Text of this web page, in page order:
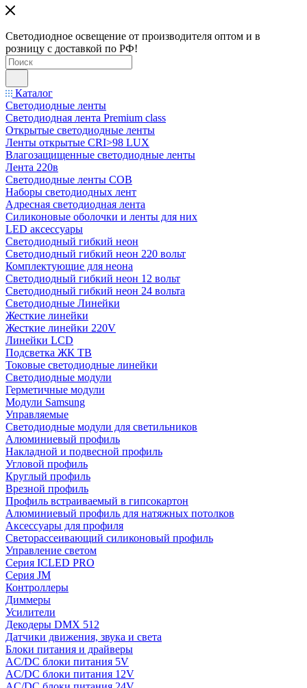
Светодиодное освещение от производителя оптом и в
розницу с доставкой по РФ!
Каталог
Светодиодные ленты
Светодиодная лента Premium class
Открытые светодиодные ленты
Ленты открытые CRI>98 LUX
Влагозащищенные светодиодные ленты
Лента 220в
Светодиодные ленты COB
Наборы светодиодных лент
Адресная светодиодная лента
Силиконовые оболочки и ленты для них
LED аксессуары
Светодиодный гибкий неон
Светодиодный гибкий неон 220 вольт
Комплектующие для неона
Светодиодный гибкий неон 12 вольт
Светодиодный гибкий неон 24 вольта
Светодиодные Линейки
Жесткие линейки
Жесткие линейки 220V
Линейки LCD
Подсветка ЖК ТВ
Токовые светодиодные линейки
Светодиодные модули
Герметичные модули
Модули Samsung
Управляемые
Светодиодные модули для светильников
Алюминиевый профиль
Накладной и подвесной профиль
Угловой профиль
Круглый профиль
Врезной профиль
Профиль встраиваемый в гипсокартон
Алюминиевый профиль для натяжных потолков
Аксессуары для профиля
Светорассеивающий силиконовый профиль
Управление светом
Серия ICLED PRO
Серия JM
Контроллеры
Диммеры
Усилители
Декодеры DMX 512
Датчики движения, звука и света
Блоки питания и драйверы
AC/DC блоки питания 5V
AC/DC блоки питания 12V